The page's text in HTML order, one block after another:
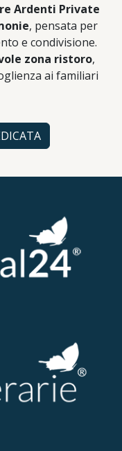
Ardenti Private
, pensata per
e condivisione.
zona ristoro,
ai familiari